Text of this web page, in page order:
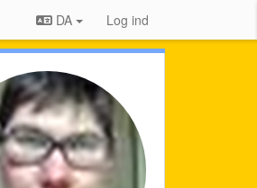
DA Log ind